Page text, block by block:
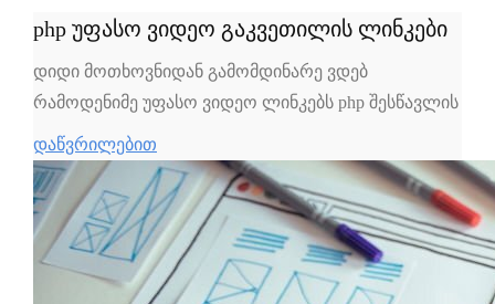
php უფასო ვიდეო გაკვეთილის ლინკები
დიდი მოთხოვნიდან გამომდინარე ვდებ
რამოდენიმე უფასო ვიდეო ლინკებს php შესწავლის
დაწვრილებით